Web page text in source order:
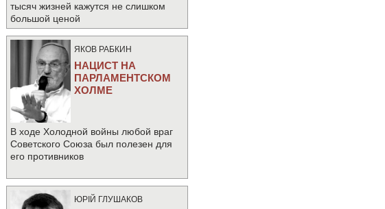
тысяч жизней кажутся не слишком
большой ценой
ЯКОВ РАБКИН
НАЦИСТ НА
ПАРЛАМЕНТСКОМ
ХОЛМЕ
В ходе Холодной войны любой враг
Советского Союза был полезен для
его противников
ЮРIЙ ГЛУШАКОВ